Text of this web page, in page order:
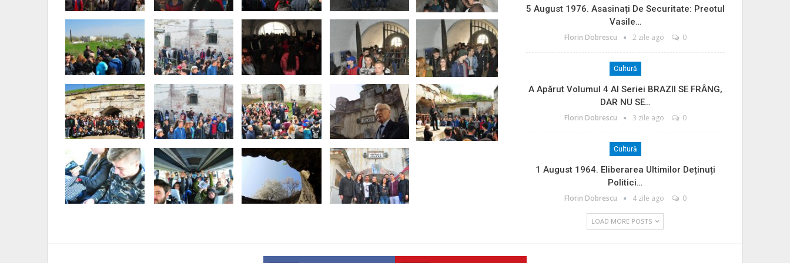
5 August 1976. Asasinați De Securitate: Preotul
Vasile…
Florin Dobrescu 2 zile ago 0
Cultură
A Apărut Volumul 4 Al Seriei BRAZII SE FRÂNG,
DAR NU SE…
Florin Dobrescu 3 zile ago 0
Cultură
1 August 1964. Eliberarea Ultimilor Deținuți
Politici…
Florin Dobrescu 4 zile ago 0
LOAD MORE POSTS